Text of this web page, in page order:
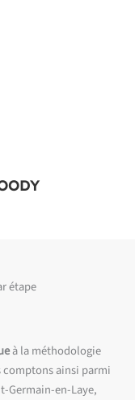
étape
à la méthodologie
comptons ainsi parmi
Germain-en-Laye,